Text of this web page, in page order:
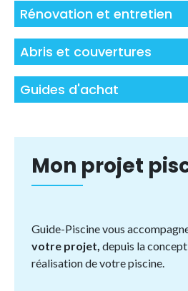
Rénovation et entretien
Abris et couvertures
Guides d'achat
Mon projet
Guide-Piscine vous
votre projet, depuis la
réalisation de votre piscine.